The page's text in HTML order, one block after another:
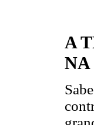
A
NA